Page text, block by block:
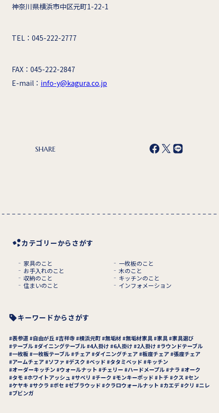
神奈川県横浜市中区元町1-22-1
TEL：045-222-2777
FAX：045-222-2847
E-mail： info-y@kagura.co.jp
SHARE
カテゴリーからさがす
家具のこと
一枚板のこと
お手入れのこと
木のこと
収納のこと
キッチンのこと
住まいのこと
インフォメーション
キーワードからさがす
表参道 自由が丘 吉祥寺 横浜元町 無垢材 無垢材家具 家具
家具選び
テーブル ダイニングテーブル 4人掛け 6人掛け 2人掛け
ラウンドテーブル
一枚板 一枚板テーブル チェア ダイニングチェア 板座チェア 張座チェア
アームチェア
ソファ デスク ベッド タタミベッド
キッチン
オーダーキッチン
ウォールナット チェリー ハードメープル ナラ
オーク
タモ
ホワイトアッシュ サペリ チーク モンキーポッド トチ クス
セン
ケヤキ
サクラ ボセ ゼブラウッド クラロウォールナット カエデ クリ
ニレ
ブビンガ